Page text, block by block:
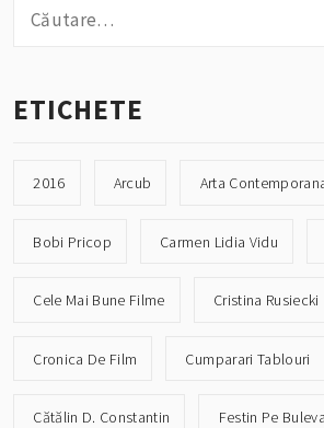
după:
ETICHETE
2016 Arcub Arta
Bobi Pricop Carmen Lidia Vidu
Cele Mai Bune Filme Cristina Rusiecki
Cronica De Film Cumparari Tablouri
Cătălin D. Constantin Festin Pe